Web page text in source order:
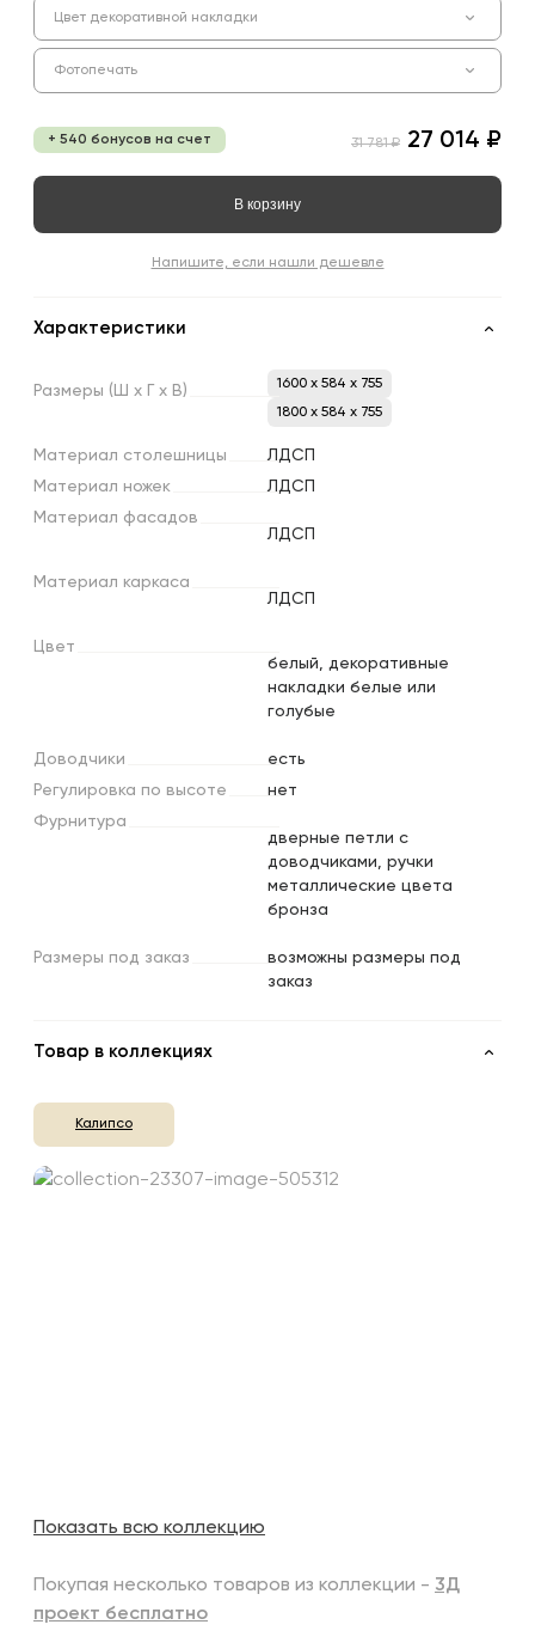
Цвет декоративной накладки
Фотопечать
+ 540 бонусов на счет 31 781 ₽ 27 014 ₽
В корзину
Напишите, если нашли дешевле
Характеристики
Размеры (Ш х х В)
1600 x 584 x 755
1800 x 584 x 755
Материал столешницы
ЛДСП
Материал ножек
ЛДСП
Материал фасадов
ЛДСП
Материал каркаса
ЛДСП
Цвет
белый, декоративные
накладки белые или
голубые
Доводчики
есть
Регулировка по высоте
нет
Фурнитура
дверные петли с
доводчиками, ручки
металлические цвета
бронза
Размеры под заказ
возможны размеры под
заказ
Товар в коллекциях
Калипсо
Показать всю коллекцию
Покупая несколько товаров из коллекции - 3Д
проект бесплатно